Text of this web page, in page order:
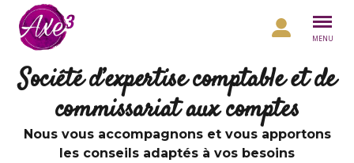
Aller au contenu
MENU
Société d’expertise comptable et de
commissariat aux comptes
Nous vous accompagnons et vous apportons
les conseils adaptés à vos besoins